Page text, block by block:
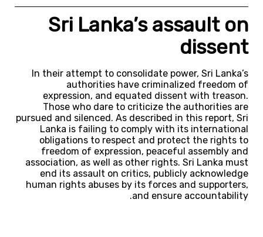
Sri Lanka’s assault on
dissent
In their attempt to consolidate power, Sri Lanka’s
authorities have criminalized freedom of
expression, and equated dissent with treason.
Those who dare to criticize the authorities are
pursued and silenced. As described in this report, Sri
Lanka is failing to comply with its international
obligations to respect and protect the rights to
freedom of expression, peaceful assembly and
association, as well as other rights. Sri Lanka must
end its assault on critics, publicly acknowledge
human rights abuses by its forces and supporters,
and ensure accountability.